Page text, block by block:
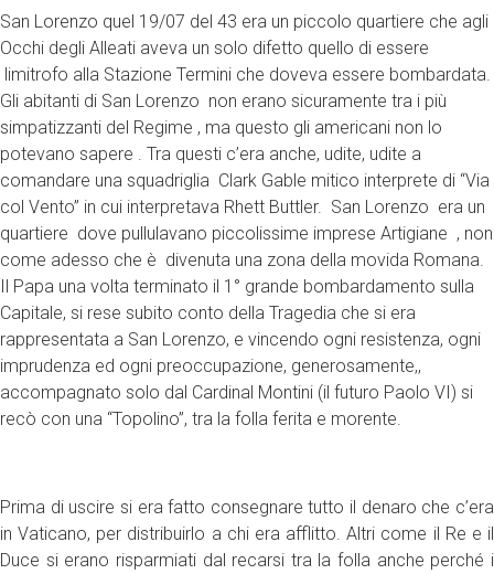
San Lorenzo quel 19/07 del 43 era un piccolo quartiere che agli
Occhi degli Alleati aveva un solo difetto quello di essere
limitrofo alla Stazione Termini che doveva essere bombardata.
Gli abitanti di San Lorenzo non erano sicuramente tra i più
simpatizzanti del Regime , ma questo gli americani non lo
potevano sapere . Tra questi c’era anche, udite, udite a
comandare una squadriglia Clark Gable mitico interprete di “Via
col Vento” in cui interpretava Rhett Buttler. San Lorenzo era un
quartiere dove pullulavano piccolissime imprese Artigiane , non
come adesso che è divenuta una zona della movida Romana.
Il Papa una volta terminato il 1° grande bombardamento sulla
Capitale, si rese subito conto della Tragedia che si era
rappresentata a San Lorenzo, e vincendo ogni resistenza, ogni
imprudenza ed ogni preoccupazione, generosamente,,
accompagnato solo dal Cardinal Montini (il futuro Paolo VI) si
recò con una “Topolino”, tra la folla ferita e morente.
Prima di uscire si era fatto consegnare tutto il denaro che c’era
in Vaticano, per distribuirlo a chi era afflitto. Altri come il Re e il
Duce si erano risparmiati dal recarsi tra la folla anche perché i